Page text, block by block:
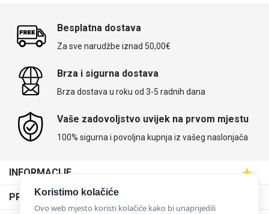
Besplatna dostava
Za sve narudžbe iznad 50,00€
Brza i sigurna dostava
Brza dostava u roku od 3-5 radnih dana
Vaše zadovoljstvo uvijek na prvom mjestu
100% sigurna i povoljna kupnja iz vašeg naslonjača
INFORMACIJE
Maskice.hr - Web trgovina
SVIJET MASKICA d.o.o.
PRODAJNA MJESTA
Koristimo kolačiće
Ovo web mjesto koristi kolačiće kako bi unaprijedili